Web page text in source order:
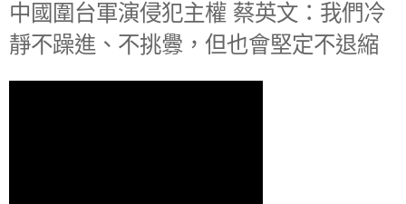
中國圍台軍演侵犯主權 蔡英文：我們冷
靜不躁進、不挑釁，但也會堅定不退縮